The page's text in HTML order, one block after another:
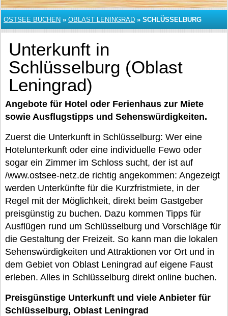
OSTSEE BUCHEN » OBLAST LENINGRAD » SCHLÜSSELBURG
Unterkunft in
Schlüsselburg (Oblast
Leningrad)
Angebote für Hotel oder Ferienhaus zur Miete
sowie Ausflugstipps und Sehenswürdigkeiten.
Zuerst die Unterkunft in Schlüsselburg: Wer eine
Hotelunterkunft oder eine individuelle Fewo oder
sogar ein Zimmer im Schloss sucht, der ist auf
/www.ostsee-netz.de richtig angekommen: Angezeigt
werden Unterkünfte für die Kurzfristmiete, in der
Regel mit der Möglichkeit, direkt beim Gastgeber
preisgünstig zu buchen. Dazu kommen Tipps für
Ausflügen rund um Schlüsselburg und Vorschläge für
die Gestaltung der Freizeit. So kann man die lokalen
Sehenswürdigkeiten und Attraktionen vor Ort und in
dem Gebiet von Oblast Leningrad auf eigene Faust
erleben. Alles in Schlüsselburg direkt online buchen.
Preisgünstige Unterkunft und viele Anbieter für
Schlüsselburg, Oblast Leningrad